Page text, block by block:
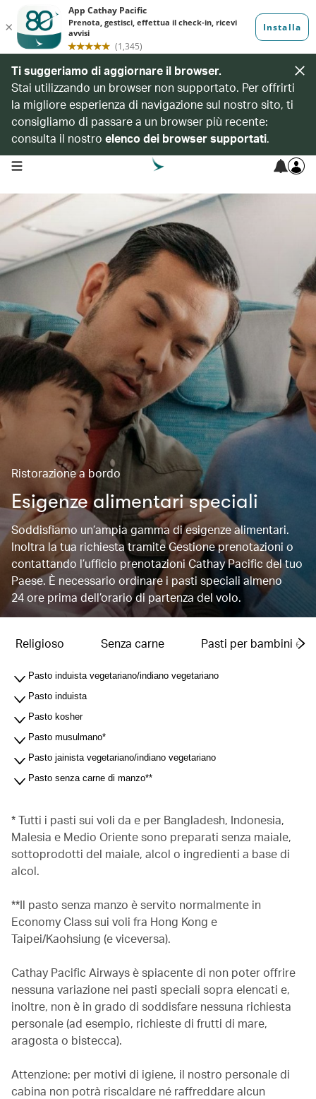
Ti suggeriamo di aggiornare il browser.
Stai utilizzando un browser non supportato. Per offrirti
la migliore esperienza di navigazione sul nostro sito, ti
consigliamo di passare a un browser più recente:
consulta il nostro elenco dei browser supportati.
open navigation menu
Ristorazione a bordo
Esigenze alimentari speciali
Soddisfiamo un’ampia gamma di esigenze alimentari.
Inoltra la tua richiesta tramite Gestione prenotazioni o
contattando l’ufficio prenotazioni Cathay Pacific del tuo
Paese. È necessario ordinare i pasti speciali almeno
24 ore prima dell’orario di partenza del volo.
Religioso Senza carne Pasti per bambini e
Pasto induista vegetariano/indiano vegetariano
Pasto induista
Pasto kosher
Pasto musulmano*
Pasto jainista vegetariano/indiano vegetariano
Pasto senza carne di manzo**
* Tutti i pasti sui voli da e per Bangladesh, Indonesia,
Malesia e Medio Oriente sono preparati senza maiale,
sottoprodotti del maiale, alcol o ingredienti a base di
alcol.
**Il pasto senza manzo è servito normalmente in
Economy Class sui voli fra Hong Kong e
Taipei/Kaohsiung (e viceversa).
Cathay Pacific Airways è spiacente di non poter offrire
nessuna variazione nei pasti speciali sopra elencati e,
inoltre, non è in grado di soddisfare nessuna richiesta
personale (ad esempio, richieste di frutti di mare,
aragosta o bistecca).
Attenzione: per motivi di igiene, il nostro personale di
cabina non potrà riscaldare né raffreddare alcun